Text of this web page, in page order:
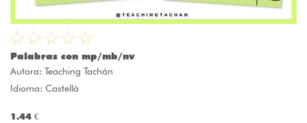
Palabras con mp/mb/nv
Autora: Teaching Tachán
Idioma: Castellà
1.44 €